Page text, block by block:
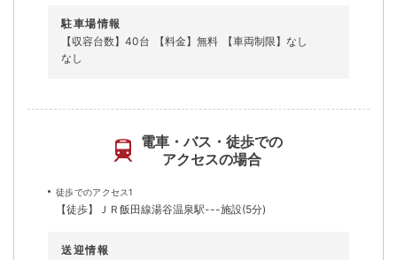
駐車場情報
【収容台数】40台
【料金】無料
【車両制限】なし
なし
電車・バス・徒歩での
アクセスの場合
徒歩でのアクセス1
【徒歩】ＪＲ飯田線湯谷温泉駅---施設(5分)
送迎情報